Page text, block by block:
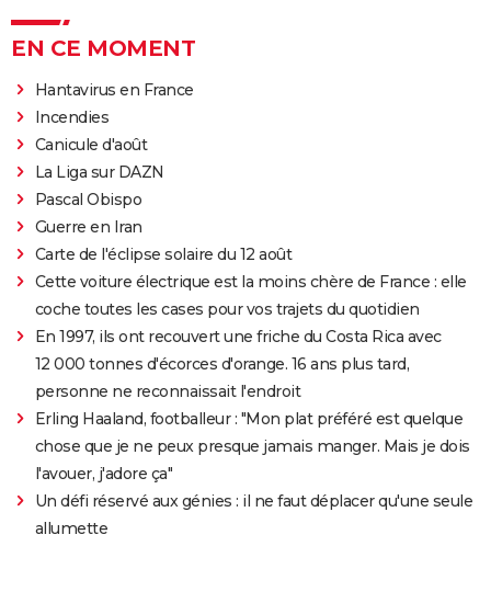
EN CE MOMENT
Hantavirus en France
Incendies
Canicule d'août
La Liga sur DAZN
Pascal Obispo
Guerre en Iran
Carte de l'éclipse solaire du 12 août
Cette voiture électrique est la moins chère de France : elle
coche toutes les cases pour vos trajets du quotidien
En 1997, ils ont recouvert une friche du Costa Rica avec
12 000 tonnes d'écorces d'orange. 16 ans plus tard,
personne ne reconnaissait l'endroit
Erling Haaland, footballeur : "Mon plat préféré est quelque
chose que je ne peux presque jamais manger. Mais je dois
l'avouer, j'adore ça"
Un défi réservé aux génies : il ne faut déplacer qu'une seule
allumette